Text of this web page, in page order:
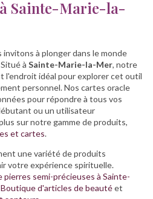
Sainte-Marie-la-
invitons à plonger dans le monde
à Sainte-Marie-la-Mer, notre
l'endroit idéal pour explorer cet outil
personnel. Nos cartes oracle
pour répondre à tous vos
ou un utilisateur
sur notre gamme de produits,
et cartes.
une variété de produits
votre expérience spirituelle.
pierres semi-précieuses à Sainte-
Boutique d'articles de beautéet